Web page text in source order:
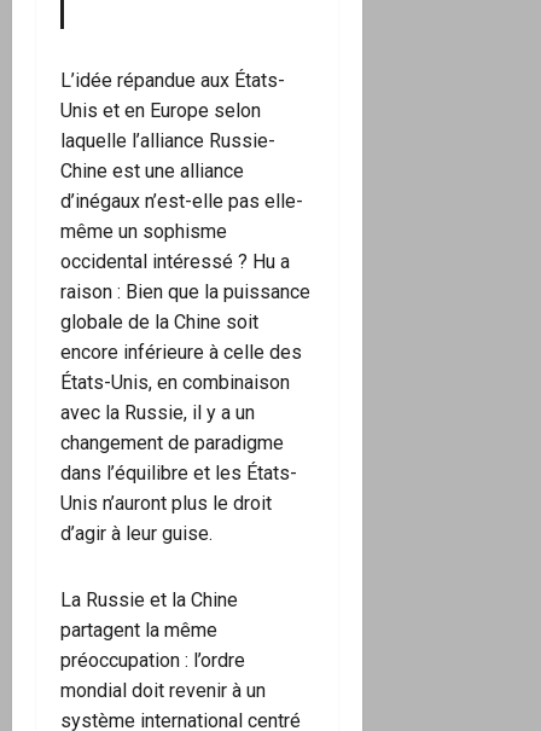
L’idée répandue aux États-
Unis et en Europe selon
laquelle l’alliance Russie-
Chine est une alliance
d’inégaux n’est-elle pas elle-
même un sophisme
occidental intéressé ? Hu a
raison : Bien que la puissance
globale de la Chine soit
encore inférieure à celle des
États-Unis, en combinaison
avec la Russie, il y a un
changement de paradigme
dans l’équilibre et les États-
Unis n’auront plus le droit
d’agir à leur guise.
La Russie et la Chine
partagent la même
préoccupation : l’ordre
mondial doit revenir à un
système international centré